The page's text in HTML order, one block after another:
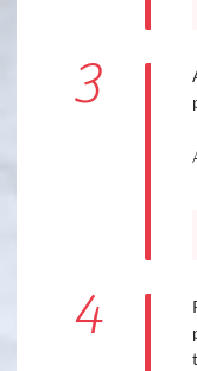
3
4